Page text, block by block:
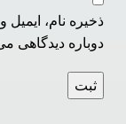
ذخیره نام،
دوباره دیدگاهی